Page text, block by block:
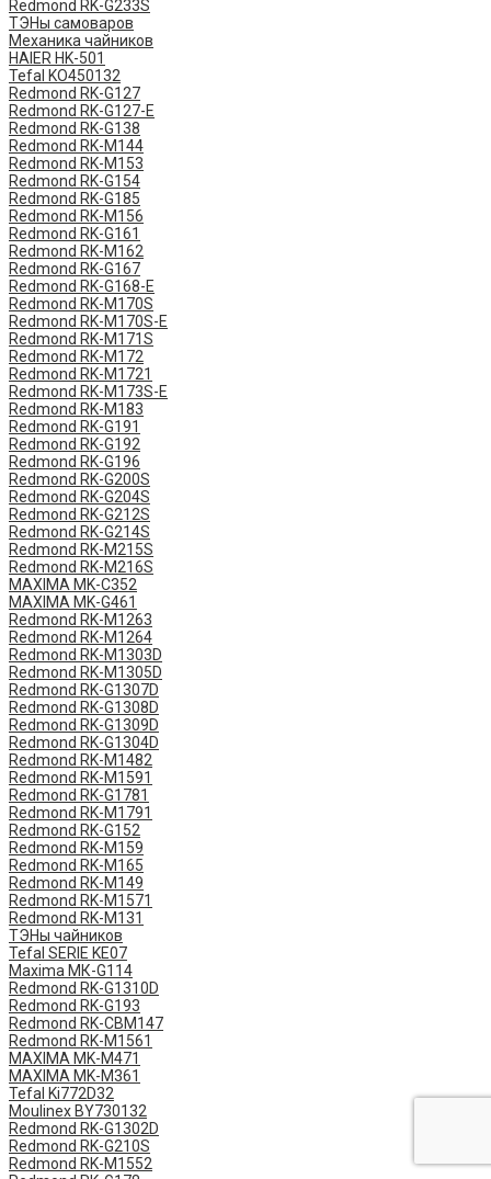
Redmond RK-G233S
ТЭНы самоваров
Механика чайников
HAIER HK-501
Tefal KO450132
​Redmond ​RK-G127
Redmond ​RK-G127-E
Redmond RK-G138
Redmond RK-M144
Redmond RK-M153
Redmond RK-G154
Redmond RK-G185
Redmond RK-M156
Redmond RK-G161
Redmond RK-M162
Redmond RK-G167
Redmond RK-G168-E
Redmond RK-M170S
Redmond RK-M170S-E
Redmond RK-M171S
Redmond RK-M172
Redmond RK-M1721
Redmond RK-M173S-E
Redmond RK-M183
Redmond RK-G191
Redmond RK-G192
Redmond RK-G196
Redmond RK-G200S
Redmond RK-G204S
Redmond RK-G212S
Redmond RK-G214S
Redmond RK-M215S
Redmond RK-M216S
MAXIMA MK-C352
MAXIMA MK-G461
Redmond RK-M1263
Redmond RK-M1264
Redmond RK-M1303D
Redmond RK-M1305D
Redmond RK-G1307D
Redmond RK-G1308D
Redmond RK-G1309D
Redmond RK-G1304D
Redmond RK-M1482
Redmond RK-M1591
Redmond RK-G1781
Redmond RK-M1791
Redmond RK-G152
Redmond RK-M159
Redmond RK-M165
Redmond RK-M149
Redmond RK-M1571
Redmond RK-M131
ТЭНы чайников
Tefal SERIE KE07
Maxima МК-G114
Redmond RK-G1310D
Redmond RK-G193
Redmond RK-CBM147
Redmond RK-M1561
MAXIMA MK-M471
MAXIMA MK-M361
Tefal Ki772D32
Moulinex BY730132
Redmond RK-G1302D
Redmond RK-G210S
Redmond RK-M1552